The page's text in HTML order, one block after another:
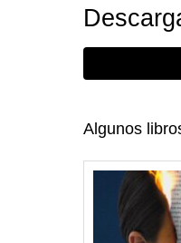
Algunos